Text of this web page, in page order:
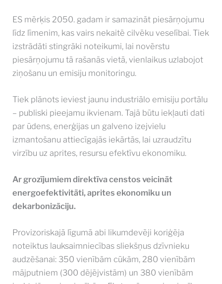
ES mērķis 2050. gadam ir samazināt piesārņojumu
līdz līmenim, kas vairs nekaitē cilvēku veselībai. Tiek
izstrādāti stingrāki noteikumi, lai novērstu
piesārņojumu tā rašanās vietā, vienlaikus uzlabojot
ziņošanu un emisiju monitoringu.
Tiek plānots ieviest jaunu industriālo emisiju portālu
– publiski pieejamu ikvienam. Tajā būtu iekļauti dati
par ūdens, enerģijas un galveno izejvielu
izmantošanu attiecīgajās iekārtās, lai uzraudzītu
virzību uz aprites, resursu efektīvu ekonomiku.
Ar grozījumiem direktīva censtos veicināt
energoefektivitāti, aprites ekonomiku un
dekarbonizāciju.
Provizoriskajā līgumā abi likumdevēji koriģēja
noteiktus lauksaimniecības sliekšņus dzīvnieku
audzēšanai: 350 vienībām cūkām, 280 vienībām
mājputniem (300 dējējvistām) un 380 vienībām